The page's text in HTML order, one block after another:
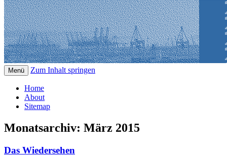
Menü Zum Inhalt springen
Home
About
Sitemap
Monatsarchiv: März 2015
Das Wiedersehen